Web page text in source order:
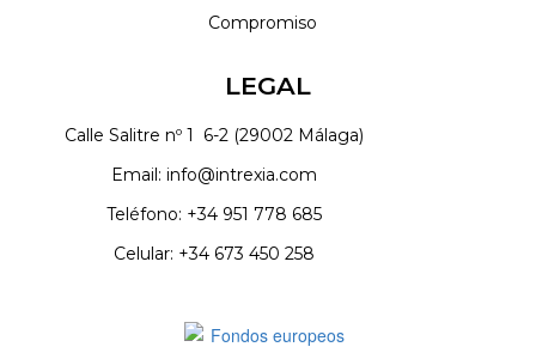
Compromiso
LEGAL
Calle Salitre nº 1 6-2 (29002 Málaga)
Email: info@intrexia.com
Teléfono: +34 951 778 685
Celular: +34 673 450 258